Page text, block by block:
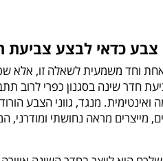
צבע כדאי לבצע צביעת
וחד משמעית לשאלה זו, אלא שכל
חדר שינה בסגנון כפרי לרוב
ואינטימית. מנגד, גווני הצבע
מייצרים מראה נחושתי